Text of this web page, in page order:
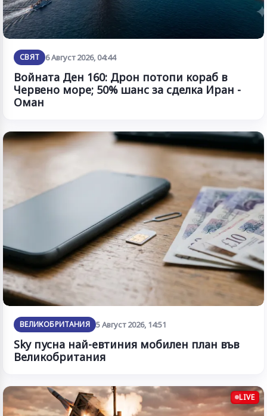
СВЯТ 6 Август 2026, 04:44
Войната Ден 160: Дрон потопи кораб в
Червено море; 50% шанс за сделка Иран -
Оман
ВЕЛИКОБРИТАНИЯ 5 Август 2026, 14:51
Sky пусна най-евтиния мобилен план във
Великобритания
LIVE